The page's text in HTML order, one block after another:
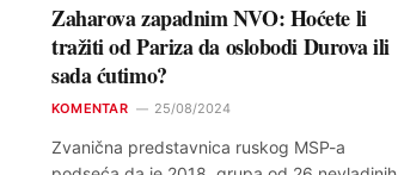
Zaharova zapadnim NVO: Hoćete li
tražiti od Pariza da oslobodi Durova ili
sada ćutimo?
KOMENTAR 25/08/2024
Zvanična predstavnica ruskog MSP-a